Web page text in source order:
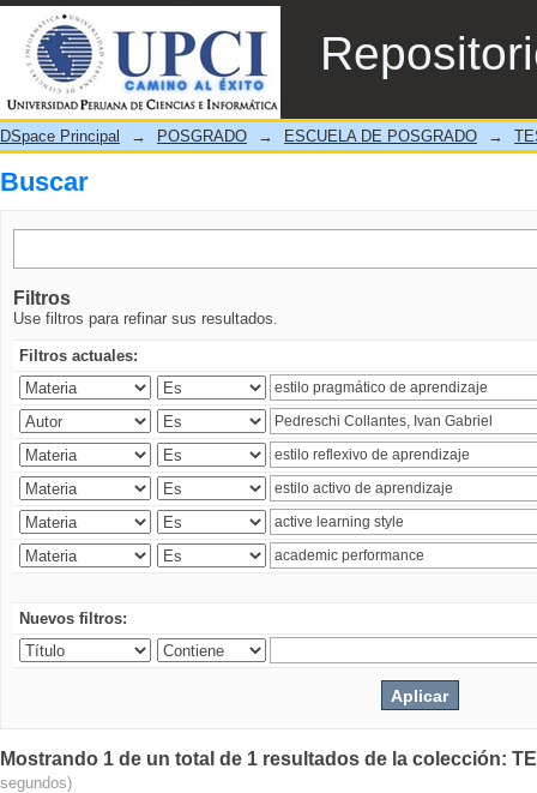
Buscar
DSpace Principal → POSGRADO → ESCUELA DE POSGRADO →
Buscar
Filtros
Use filtros para refinar sus resultados.
Filtros actuales:
Nuevos filtros:
Mostrando 1 de un total de 1 resultados de la colección:
segundos)